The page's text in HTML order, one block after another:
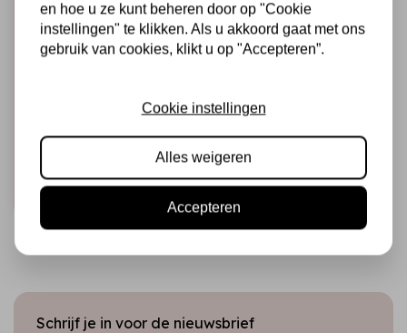
Rainbow (SL-CO-
Op voorraad
Snel toevoegen
Schrijf je in voor de nieuwsbrief
en hoe u ze kunt beheren door op "Cookie
instellingen" te klikken. Als u akkoord gaat met ons
gebruik van cookies, klikt u op "Accepteren”.
Cookie instellingen
Alles weigeren
Accepteren